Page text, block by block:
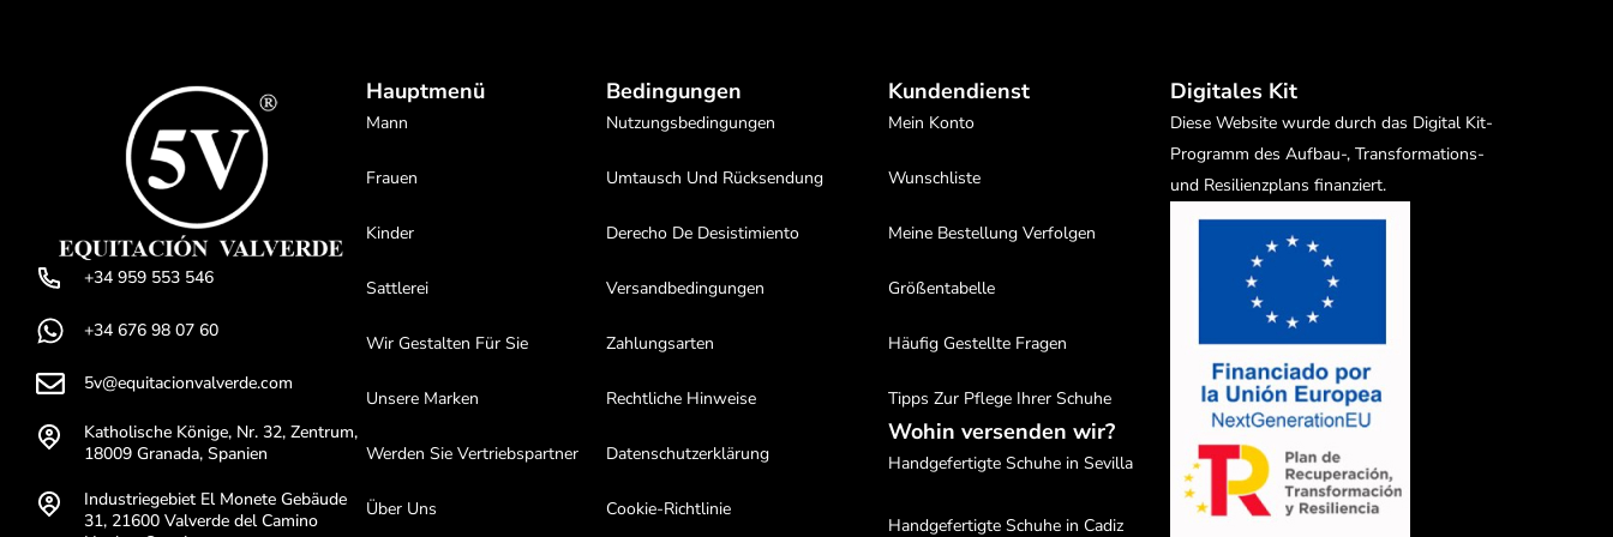
+34 959 553 546
+34 676 98 07 60
5v@equitacionvalverde.com
Katholische Könige, Nr. 32, Zentrum,
18009 Granada, Spanien
Industriegebiet El Monete Gebäude
31, 21600 Valverde del Camino
Hauptmenü
Mann
Frauen
Kinder
Sattlerei
Wir Gestalten Für Sie
Unsere Marken
Werden Sie Vertriebspartner
Über Uns
Bedingungen
Nutzungsbedingungen
Umtausch Und Rücksendung
Derecho De Desistimiento
Versandbedingungen
Zahlungsarten
Rechtliche Hinweise
Datenschutzerklärung
Cookie-Richtlinie
Kundendienst
Mein Konto
Wunschliste
Meine Bestellung Verfolgen
Größentabelle
Häufig Gestellte Fragen
Tipps Zur Pflege Ihrer Schuhe
Wohin versenden wir?
Handgefertigte Schuhe in Sevilla
Handgefertigte Schuhe in Cadiz
Digitales Kit
Diese Website wurde durch das Digital Kit-
Programm des Aufbau-, Transformations-
und Resilienzplans finanziert.